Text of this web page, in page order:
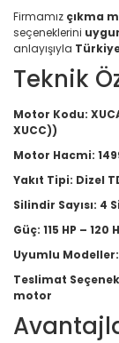
Firmamız çıkma
seçeneklerini
anlayışıyla
Teknik
Motor Kodu:
XUCC))
Motor Hacmi:
Yakıt Tipi: Dizel
Silindir Sayısı: 4
Güç: 115 HP – 120
Uyumlu Modeller:
Teslimat
motor